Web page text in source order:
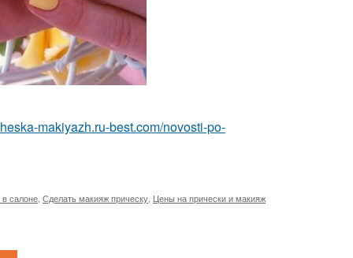
makiyazh.ru-best.com/novosti-po-
салоне Сделать макияж прическу Цены на прически и макияж